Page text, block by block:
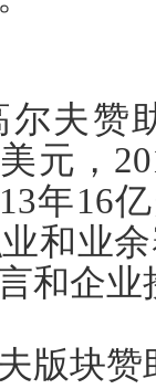
尔夫
元，
年16
和业
和企业
版块赞